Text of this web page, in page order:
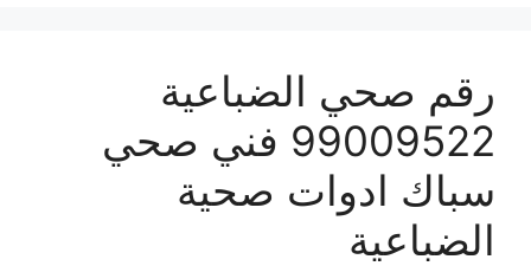
رقم صحي الضباعية
99009522 فني صحي
سباك ادوات صحية
الضباعية